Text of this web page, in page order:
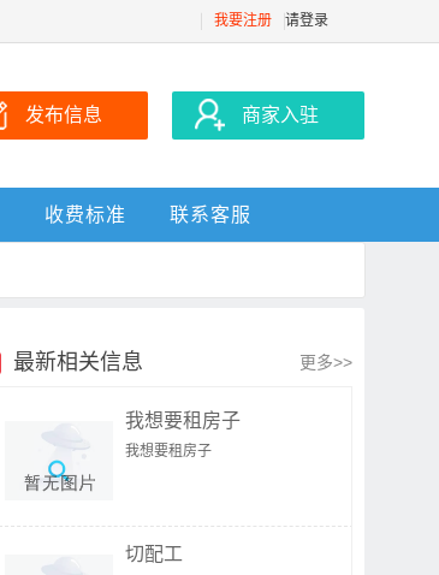
我要注册 请登录
发布信息 商家入驻
收费标准 联系客服
最新相关信息 更多>>
我想要租房子
我想要租房子
切配工